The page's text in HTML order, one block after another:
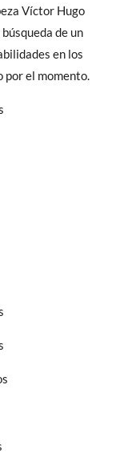
Víctor Hugo
de un
en los
el momento.